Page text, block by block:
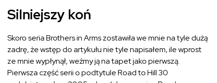
Silniejszy koń
Skoro seria Brothers in Arms zostawiła we mnie na tyle dużą
zadrę, że wstęp do artykułu nie tyle napisałem, ile wprost
ze mnie wypłynął, weźmy ją na tapet jako pierwszą.
Pierwsza część serii o podtytule Road to Hill 30